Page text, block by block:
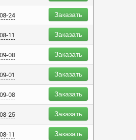
24 Заказать
11 Заказать
08 Заказать
01 Заказать
08 Заказать
25 Заказать
11 Заказать